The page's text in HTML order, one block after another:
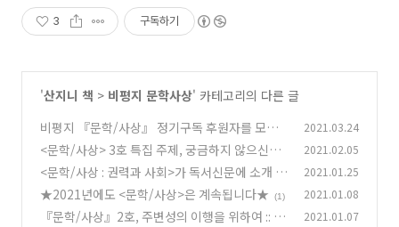
3 구독하기
'산지니 책 > 비평지 문학사상' 카테고리의 다른 글
비평지 『문학/사상』 정기구독 후원자를 모집
합니다!!
(0)
2021.03.24
<문학/사상> 3호 특집 주제, 궁금하지 않으신가
요? (0)
2021.02.05
<문학/사상 : 권력과 사회>가 독서신문에 소개 되
었습니다! (0)
2021.01.25
★2021년에도 <문학/사상>은 계속됩니다★ (1) 2021.01.08
『문학/사상』2호, 주변성의 이행을 위하여 :: 책
2021.01.07